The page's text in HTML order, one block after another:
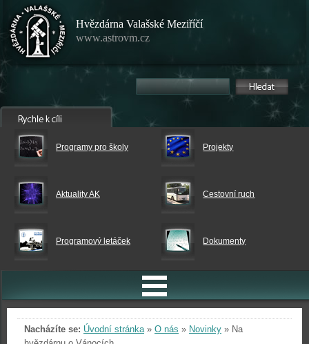
Hvězdárna Valašské Meziříčí
www.astrovm.cz
Programy pro školy Projekty
Aktuality AK Cestovní ruch
Programový letáček Dokumenty
Nacházíte se: Úvodní stránka» O nás » Novinky » Na